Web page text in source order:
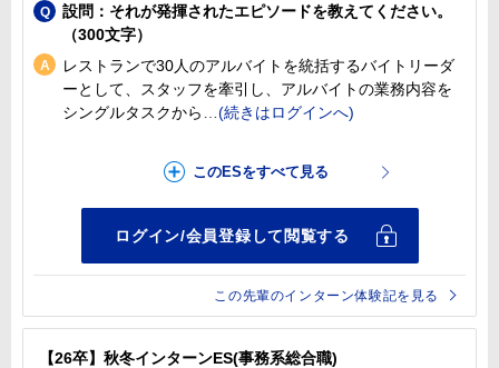
設問：それが発揮されたエピソードを教えてください。
（300文字）
レストランで30人のアルバイトを統括するバイトリーダ
ーとして、スタッフを牽引し、アルバイトの業務内容を
シングルタスクから
この先輩のインターン体験記を見る
【26卒】秋冬インターンES(事務系総合職)